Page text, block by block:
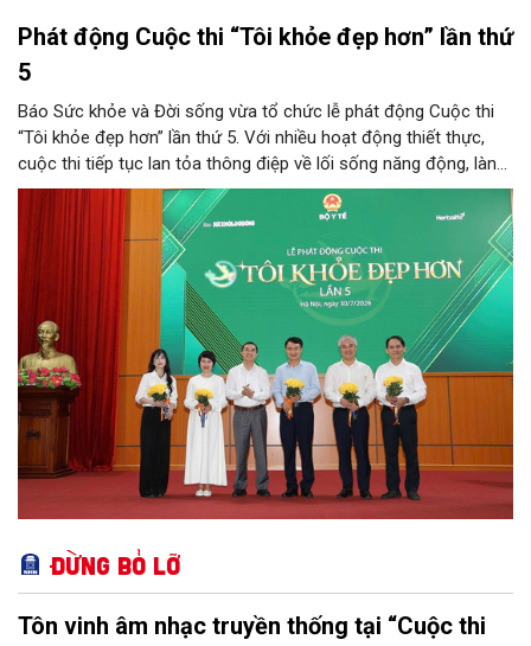
Phát động Cuộc thi “Tôi khỏe đẹp hơn” lần thứ
5
Báo Sức khỏe và Đời sống vừa tổ chức lễ phát động Cuộc thi
“Tôi khỏe đẹp hơn” lần thứ 5. Với nhiều hoạt động thiết thực,
cuộc thi tiếp tục lan tỏa thông điệp về lối sống năng động, lành
mạnh và khuyến khích người dân chủ động chăm sóc sức khỏe.
Đừng bỏ lỡ
Tôn vinh âm nhạc truyền thống tại “Cuộc thi